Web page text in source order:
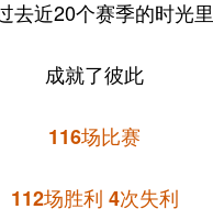
去近20个赛季的时光里
成就了彼此
116场比赛
112场胜利 4次失利